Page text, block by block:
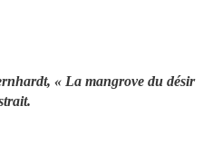
« La mangrove du désir